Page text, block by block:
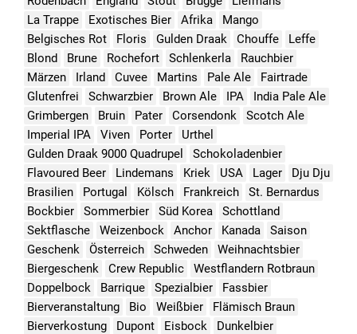
La Trappe
Exotisches Bier Afrika
Mango
Belgisches Rot
Floris Gulden Draak Chouffe
Leffe
Blond
Brune Rochefort Schlenkerla
Rauchbier
Märzen
Irland Cuvee Martins Pale Ale
Fairtrade
Glutenfrei
Schwarzbier Brown Ale IPA
India Pale Ale
Grimbergen
Bruin Pater Corsendonk
Scotch Ale
Imperial IPA
Viven Porter
Urthel
Gulden Draak 9000 Quadrupel
Schokoladenbier
Flavoured Beer
Lindemans Kriek USA Lager
Dju Dju
Brasilien
Portugal Kölsch Frankreich
St. Bernardus
Bockbier
Sommerbier Süd Korea
Schottland
Sektflasche
Weizenbock Anchor Kanada
Saison
Geschenk
Österreich Schweden
Weihnachtsbier
Biergeschenk
Crew Republic
Westflandern Rotbraun
Doppelbock
Barrique Spezialbier
Fassbier
Bierveranstaltung
Bio Weißbier
Flämisch Braun
Bierverkostung
Dupont Eisbock
Dunkelbier